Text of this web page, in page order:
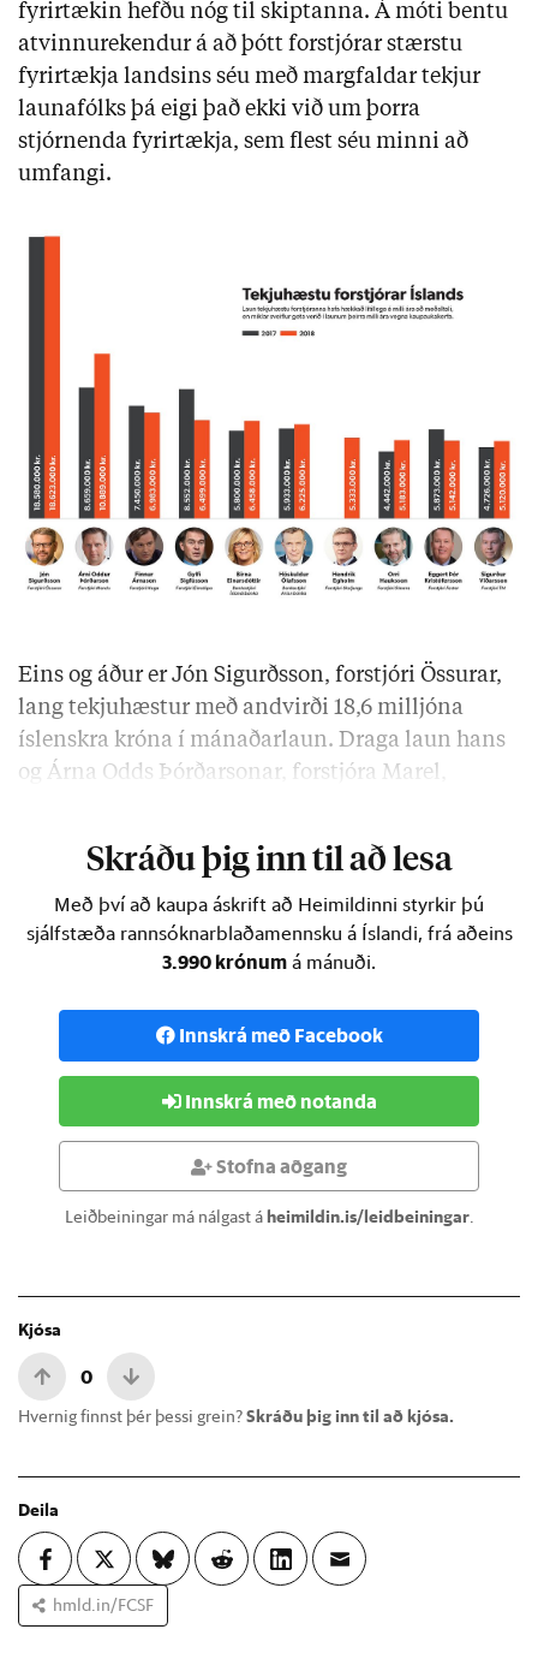
fyrirtækin hefðu nóg til skiptanna. Á móti bentu
atvinnurekendur á að þótt forstjórar stærstu
fyrirtækja landsins séu með margfaldar tekjur
launafólks þá eigi það ekki við um þorra
stjórnenda fyrirtækja, sem flest séu minni að
umfangi.
Eins og áður er Jón Sigurðsson, forstjóri Össurar,
lang tekjuhæstur með andvirði 18,6 milljóna
íslenskra króna í mánaðarlaun. Draga laun hans
og Árna Odds Þórðarsonar, forstjóra Marel,
Skráðu þig inn til að lesa
Með því að kaupa áskrift að Heimildinni styrkir þú
sjálfstæða rannsóknarblaðamennsku á Íslandi, frá aðeins
3.990 krónum á mánuði.
Innskrá með Facebook
Innskrá með notanda
Stofna aðgang
Leiðbeiningar má nálgast áheimildin.is/leidbeiningar.
Kjósa
0
Hvernig finnst þér þessi grein?Skráðu þig inn til að kjósa.
Deila
hmld.in/FCSF